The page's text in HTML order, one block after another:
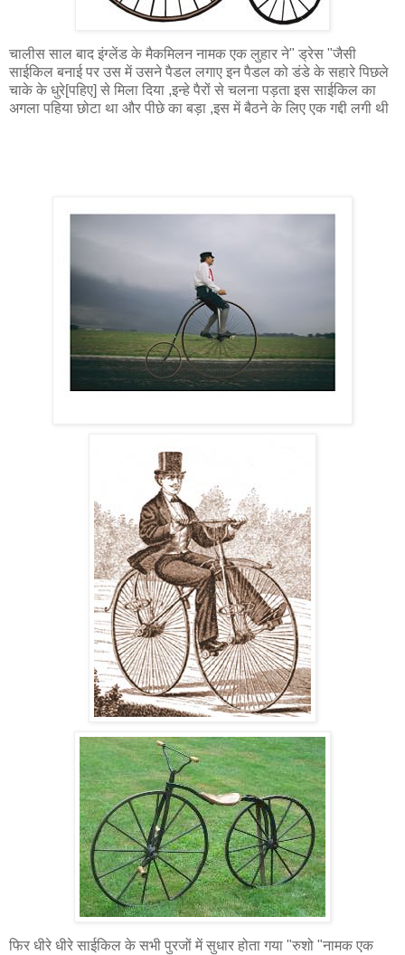
चालीस साल बाद इंग्लेंड के मैकमिलन नामक एक लुहार ने" ड्रेस "जैसी
साईकिल बनाई पर उस में उसने पैडल लगाए इन पैडल को डंडे के सहारे पिछले
चाके के धुरे[पहिए] से मिला दिया ,इन्हे पैरों से चलना पड़ता इस साईकिल का
अगला पहिया छोटा था और पीछे का बड़ा ,इस में बैठने के लिए एक गद्दी लगी थी
फिर धीरे धीरे साईकिल के सभी पुरजों में सुधार होता गया "रुशो "नामक एक